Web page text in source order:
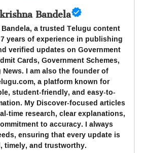
Bandela
a trusted Telugu content
years of experience in publishing
verified updates on Government
Cards, Government Schemes,
I am also the founder of
a platform known for
student-friendly, and easy-to-
My Discover-focused articles
time research, clear explanations,
to accuracy. I always
ensuring that every update is
timely, and trustworthy.